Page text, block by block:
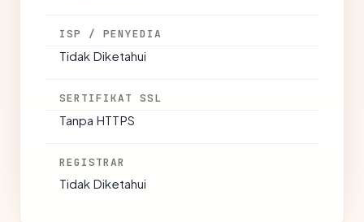
ISP / PENYEDIA
Tidak Diketahui
SERTIFIKAT SSL
Tanpa HTTPS
REGISTRAR
Tidak Diketahui